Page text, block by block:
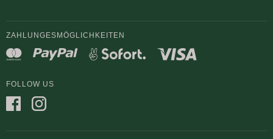
ZAHLUNGESMÖGLICHKEITEN
FOLLOW US